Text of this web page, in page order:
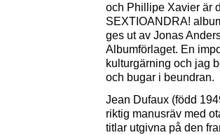
och Phillipe Xavier är
SEXTIOANDRA!
ges ut av Jonas
Albumförlaget. En
kulturgärning och jag
och bugar i beundran.
Jean Dufaux (född
riktig manusräv med
titlar utgivna på den